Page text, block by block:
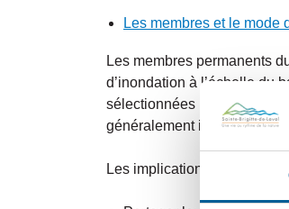
Les membres et le mode
Les membres permanents
d’inondation à l’échelle du
sélectionnées par les
généralement invités à
Les implications et les